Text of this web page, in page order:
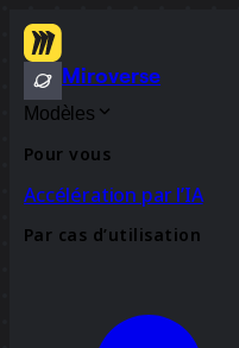
Miroverse
Modèles
Pour vous
Accélération par l’IA
Par cas d’utilisation